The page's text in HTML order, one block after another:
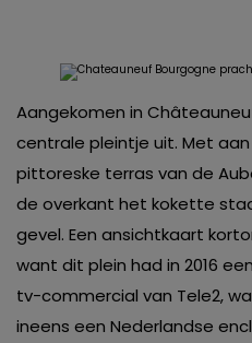
Aangekomen in
centrale pleintje uit. Met
pittoreske terras van de
de overkant het kokette
gevel. Een ansichtkaart
want dit plein had in 2016
tv-commercial van Tele2,
ineens een Nederlandse